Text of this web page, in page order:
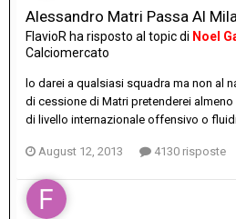
Alessandro Matri Passa Al
FlavioR ha risposto al topic di Noel
Calciomercato
lo darei a qualsiasi squadra ma non al
di cessione di Matri pretenderei
di livello internazionale offensivo o
August 12, 2013 4130 risposte